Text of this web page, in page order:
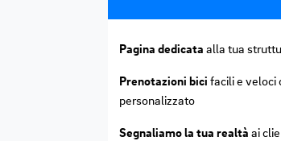
Pagina dedicata alla tua
Prenotazioni bici facili e veloci
personalizzato
Segnaliamo la tua realtà ai